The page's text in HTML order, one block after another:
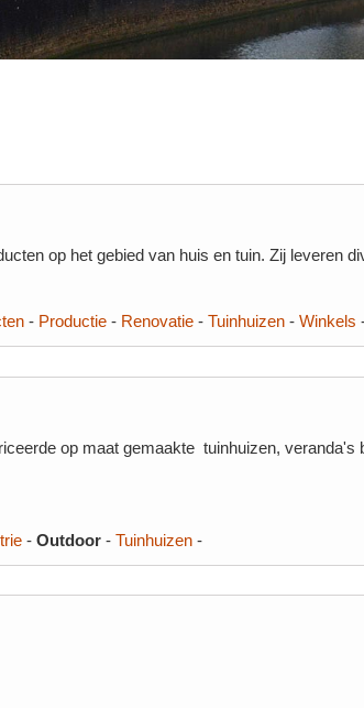
op het gebied van huis en tuin. Zij leveren
- Productie- Renovatie- Tuinhuizen- Winkels
op maat gemaakte tuinhuizen,
- Outdoor- Tuinhuizen-